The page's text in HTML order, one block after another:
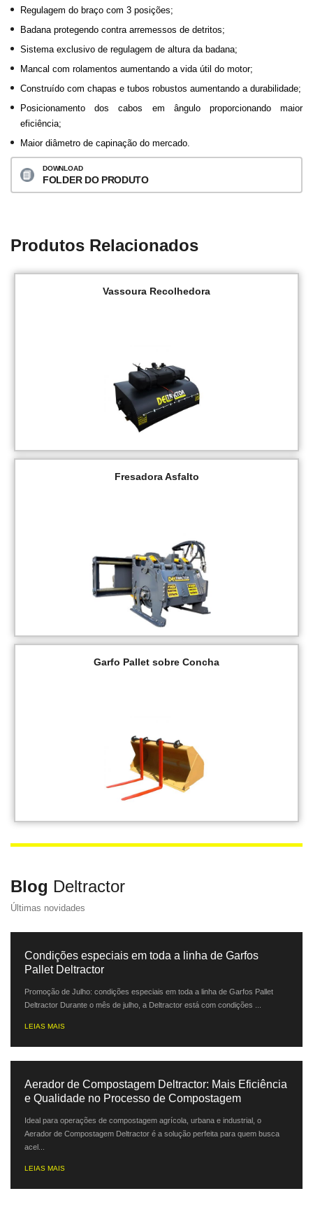
Regulagem do braço com 3 posições;
Badana protegendo contra arremessos de detritos;
Sistema exclusivo de regulagem de altura da badana;
Mancal com rolamentos aumentando a vida útil do motor;
Construído com chapas e tubos robustos aumentando a durabilidade;
Posicionamento dos cabos em ângulo proporcionando maior
eficiência;
Maior diâmetro de capinação do mercado.
DOWNLOAD
FOLDER DO PRODUTO
Produtos Relacionados
Vassoura Recolhedora
Fresadora Asfalto
Garfo Pallet sobre Concha
Blog Deltractor
Últimas novidades
Condições especiais em toda a linha de Garfos
Pallet Deltractor
Promoção de Julho: condições especiais em toda a linha de Garfos Pallet
Deltractor Durante o mês de julho, a Deltractor está com condições ...
LEIAS MAIS
Aerador de Compostagem Deltractor: Mais Eficiência
e Qualidade no Processo de Compostagem
Ideal para operações de compostagem agrícola, urbana e industrial, o
Aerador de Compostagem Deltractor é a solução perfeita para quem busca
acel...
LEIAS MAIS